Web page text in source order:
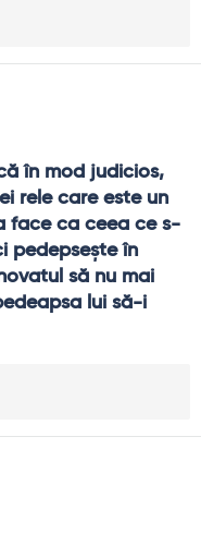
în mod judicios,
rele care este un
face ca ceea ce s-
pedepseşte în
să nu mai
lui să-i